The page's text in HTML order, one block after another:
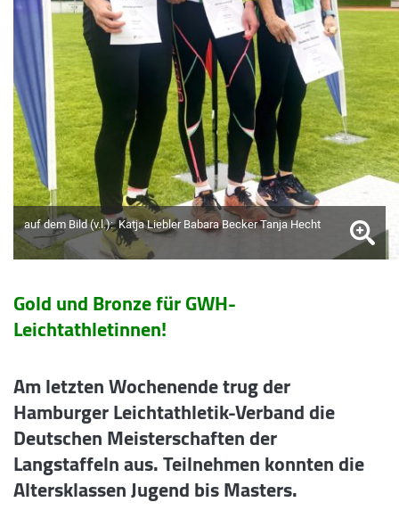
auf dem Bild (v.l.): Katja Liebler Babara Becker Tanja Hecht
Gold und Bronze für GWH-
Leichtathletinnen!
Am letzten Wochenende trug der
Hamburger Leichtathletik-Verband die
Deutschen Meisterschaften der
Langstaffeln aus. Teilnehmen konnten die
Altersklassen Jugend bis Masters.